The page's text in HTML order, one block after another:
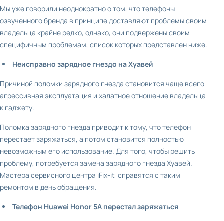
Мы уже говорили неоднократно о том, что телефоны
озвученного бренда в принципе доставляют проблемы своим
владельца крайне редко, однако, они подвержены своим
специфичным проблемам, список которых представлен ниже.
Неисправно зарядное гнездо на Хуавей
Причиной поломки зарядного гнезда становится чаще всего
агрессивная эксплуатация и халатное отношение владельца
к гаджету.
Поломка зарядного гнезда приводит к тому, что телефон
перестает заряжаться, а потом становится полностью
невозможным его использование. Для того, чтобы решить
проблему, потребуется замена зарядного гнезда Хуавей.
Мастера сервисного центра iFix-it справятся с таким
ремонтом в день обращения.
Телефон Huawei Honor 5A перестал заряжаться